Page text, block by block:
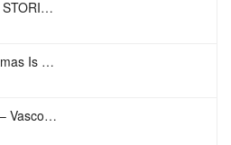
Tananai, Annalisa – STORIE BREVI
All I Want For Christmas Is You – Mariah Carey
Come Nelle Favole – Vasco Rossi